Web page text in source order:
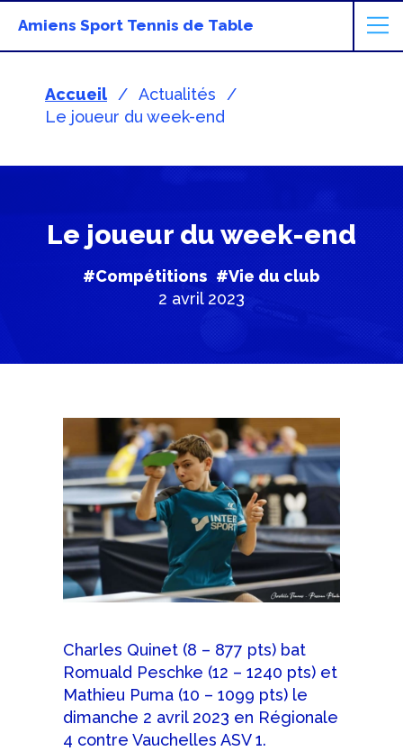
Amiens Sport Tennis de Table
Accueil
Actualités
Le joueur du week-end
Le joueur du week-end
#Compétitions #Vie du club
2 avril 2023
Charles Quinet (8 – 877 pts) bat
Romuald Peschke (12 – 1240 pts) et
Mathieu Puma (10 – 1099 pts) le
dimanche 2 avril 2023 en Régionale
4 contre Vauchelles ASV 1.